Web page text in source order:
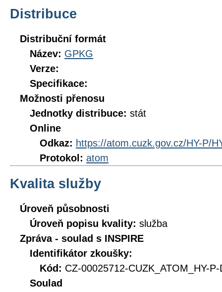
Distribuce
Distribuční formát
Název: GPKG
Verze:
Specifikace:
Možnosti přenosu
Jednotky distribuce: stát
Online
Odkaz: https://atom.cuzk.gov.cz/HY-P/
Protokol: atom
Kvalita služby
Úroveň působnosti
Úroveň popisu kvality: služba
Zpráva - soulad s INSPIRE
Identifikátor zkoušky:
Kód: CZ-00025712-CUZK_ATOM_HY-
Soulad